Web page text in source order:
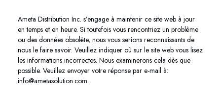
Ameta Distribution Inc. s’engage à maintenir ce site web à jour
en temps et en heure. Si toutefois vous rencontriez un problème
ou des données obsolète, nous vous serions reconnaissants de
nous le faire savoir. Veuillez indiquer où sur le site web vous lisez
les informations incorrectes. Nous examinerons cela dès que
possible. Veuillez envoyer votre réponse par e-mail à:
info@ametasolution.com.